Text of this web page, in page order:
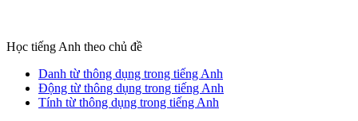
Học tiếng Anh theo chủ đề
Danh từ thông dụng trong tiếng Anh
Động từ thông dụng trong tiếng Anh
Tính từ thông dụng trong tiếng Anh